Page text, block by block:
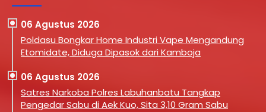
06 Agustus 2026
Poldasu Bongkar Home Industri Vape Mengandung
Etomidate, Diduga Dipasok dari Kamboja
06 Agustus 2026
Satres Narkoba Polres Labuhanbatu Tangkap
Pengedar Sabu di Aek Kuo, Sita 3,10 Gram Sabu